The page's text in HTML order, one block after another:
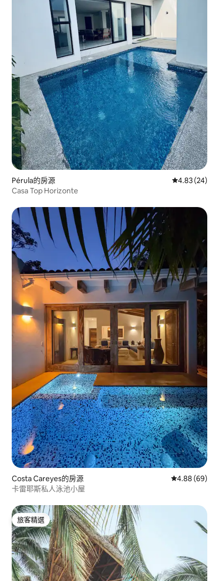
Pérula的房源 從 24 則評價
4.83 (24)
Casa Top Horizonte
Costa Careyes的房源 從 69 則評價
4.88 (69)
卡雷耶斯私人泳池小屋
旅客精選
旅客精選